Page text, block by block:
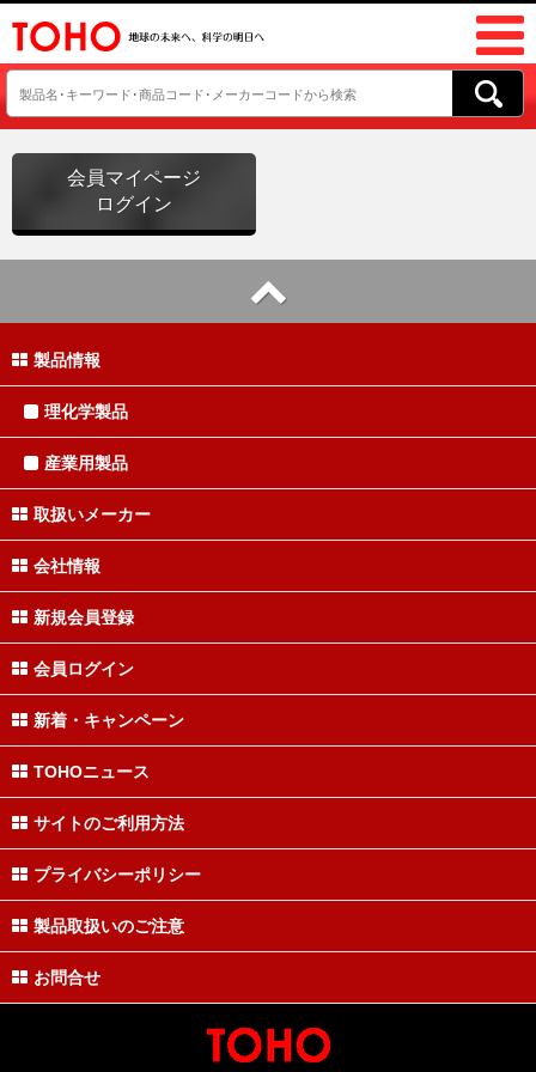
会員マイページ
ログイン
製品情報
理化学製品
産業用製品
取扱いメーカー
会社情報
新規会員登録
会員ログイン
新着・キャンペーン
TOHOニュース
サイトのご利用方法
プライバシーポリシー
製品取扱いのご注意
お問合せ